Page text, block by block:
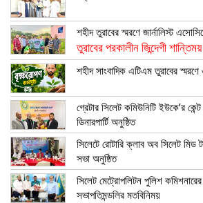
শহীদ তুরাবের স্মরণে জার্নালিস্ট
তুরাবের পরকালীন জিন্দেগী
শহীদ সাংবাদিক এটিএম তুরাবের
গ্রেটার সিলেট কমিউনিটি ইউকে’র
ডিনারপার্টি অনুষ্ঠিত
সিলেটে রোটারি ক্লাব অব সিলেট মিড
সভা অনুষ্ঠিত
সিলেট মেট্রোপলিটন পুলিশ
সভাপতিমন্ডলির মতবিনিময়